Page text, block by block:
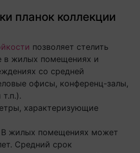
планок коллекции
позволяет стелить
в жилых помещениях и
со средней
офисы, конференц-залы,
характеризующие
жилых помещениях может
Средний срок